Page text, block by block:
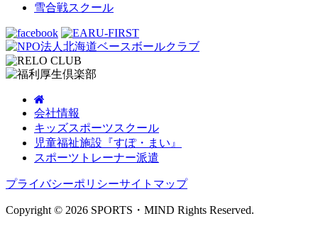
雪合戦スクール
会社情報
キッズスポーツスクール
児童福祉施設『すぽ・まい』
スポーツトレーナー派遣
プライバシーポリシーサイトマップ
Copyright © 2026 SPORTS・MIND Rights Reserved.